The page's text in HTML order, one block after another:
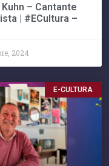
– Cantante
| #ECultura –
2024
E-CULTURA